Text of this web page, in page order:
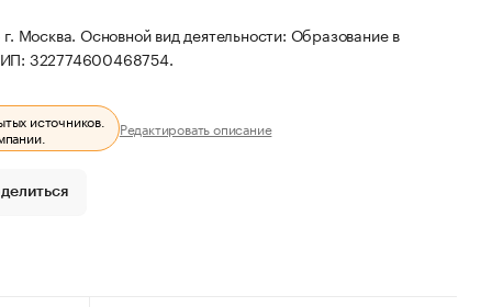
Москва. Основной вид деятельности: Образование в
322774600468754.
источников.
Редактировать описание